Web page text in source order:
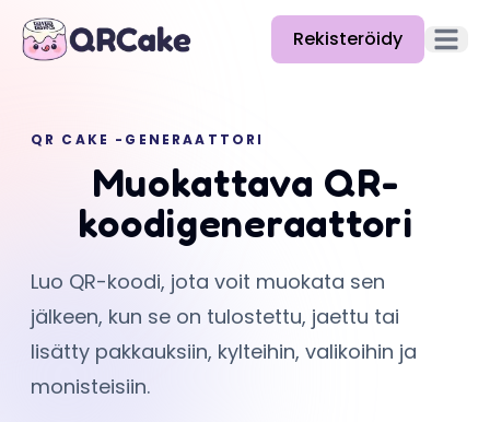
Rekisteröidy Avaa
Hinnat
Blogi
Dokumentaatio
Ohje
API
QR CAKE -GENERAATTORI
Muokattava QR-
koodigeneraattori
Luo QR-koodi, jota voit muokata sen
jälkeen, kun se on tulostettu, jaettu tai
lisätty pakkauksiin, kylteihin, valikoihin ja
monisteisiin.